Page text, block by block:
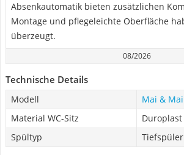
Absenkautomatik bieten zusätzlichen
Montage und pflegeleichte Oberfläche
überzeugt.
08/2026
Technische Details
Modell
Mai &
Material WC-Sitz
Duroplast
Spültyp
Tiefspüler